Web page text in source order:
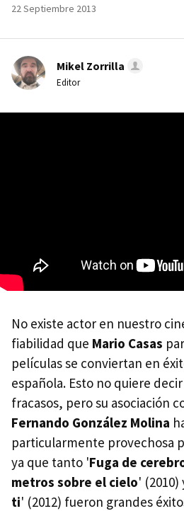
22 Septiembre 2013
Mikel Zorrilla
Editor
No existe actor en nuestro
fiabilidad que Mario Casas
películas se conviertan en
española. Esto no quiere
fracasos, pero su asociación
Fernando González Molina
particularmente provechosa
ya que tanto 'Fuga de
metros sobre el cielo' (2010)
ti' (2012) fueron grandes